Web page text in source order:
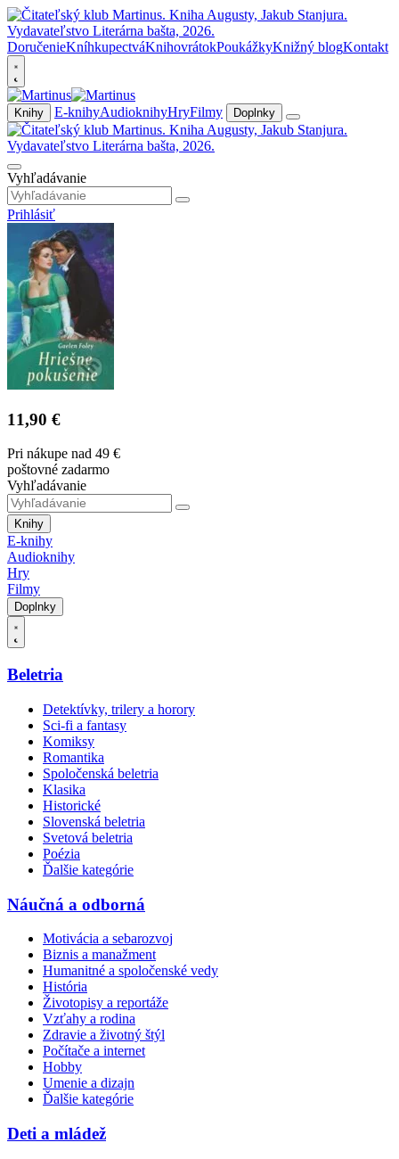
DoručenieKníhkupectváKnihovrátokPoukážkyKnižný blogKontakt
Knihy E-knihyAudioknihyHryFilmy Doplnky
Vyhľadávanie
Prihlásiť
11,90 €
Pri nákupe nad 49 €
poštovné zadarmo
Vyhľadávanie
Knihy
E-knihy
Audioknihy
Hry
Filmy
Doplnky
Beletria
Detektívky, trilery a horory
Sci-fi a fantasy
Komiksy
Romantika
Spoločenská beletria
Klasika
Historické
Slovenská beletria
Svetová beletria
Poézia
Ďalšie kategórie
Náučná a odborná
Motivácia a sebarozvoj
Biznis a manažment
Humanitné a spoločenské vedy
História
Životopisy a reportáže
Vzťahy a rodina
Zdravie a životný štýl
Počítače a internet
Hobby
Umenie a dizajn
Ďalšie kategórie
Deti a mládež